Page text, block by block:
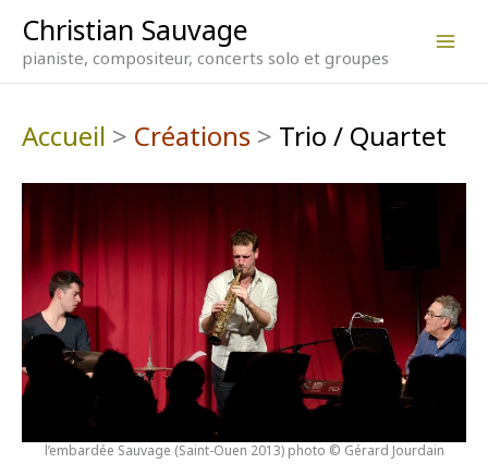
contenuChristian Sauvage
pianiste, compositeur, concerts solo et groupes
Accueil > Créations > Trio / Quartet
l’embardée Sauvage (Saint-Ouen 2013) photo © Gérard Jourdain